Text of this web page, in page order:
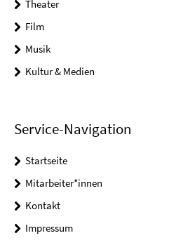
Theater
Film
Musik
Kultur & Medien
Service-Navigation
Startseite
Mitarbeiter*innen
Kontakt
Impressum